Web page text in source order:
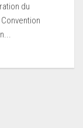
du